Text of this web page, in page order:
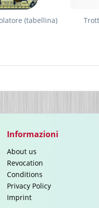
(tabellina)
Informazioni
About us
Revocation
Conditions
Privacy Policy
Imprint